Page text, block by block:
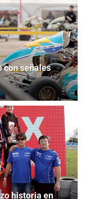
con señales
historia en